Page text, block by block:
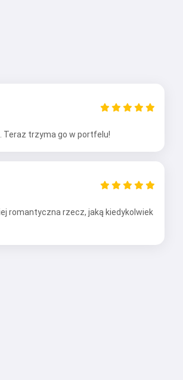
Teraz trzyma go w portfelu!
romantyczna rzecz, jaką kiedykolwiek